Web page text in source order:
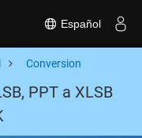
Español
Conversion
PPT a XLSB